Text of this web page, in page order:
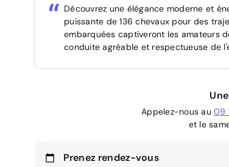
Découvrez une élégance moderne et
puissante de 136 chevaux pour des
embarquées captiveront les amateurs
conduite agréable et respectueuse de
Appelez-nous au 09
et le
Prenez rendez-vous